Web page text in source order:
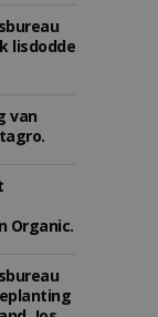
lisdodde
van
Organic.